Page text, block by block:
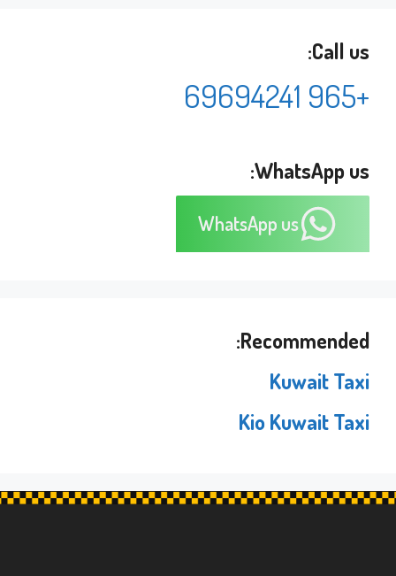
Call us:
+965 69694241
WhatsApp us:
WhatsApp us
Recommended:
Kuwait Taxi
Kio Kuwait Taxi